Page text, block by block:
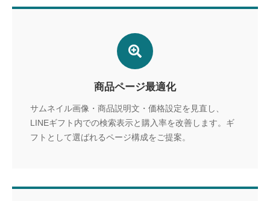
商品ページ最適化
サムネイル画像・商品説明文・価格設定を見直し、
LINEギフト内での検索表示と購入率を改善します。ギ
フトとして選ばれるページ構成をご提案。